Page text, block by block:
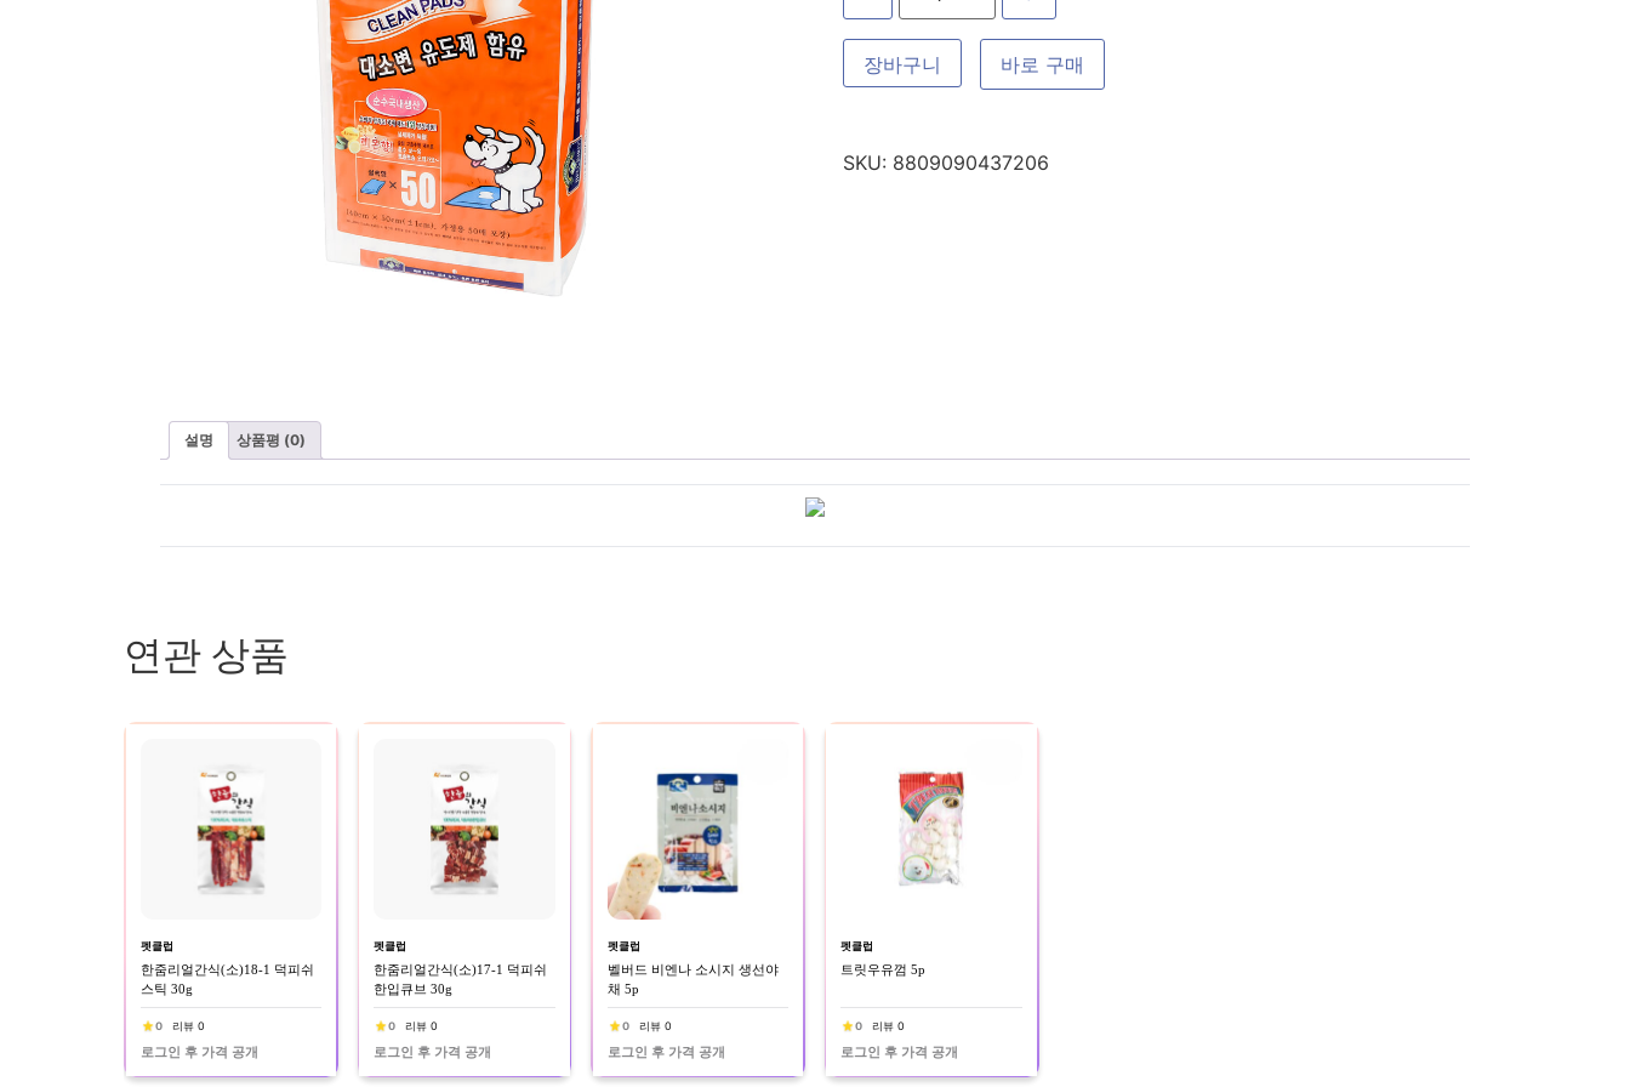
장바구니 바로 구매
SKU: 8809090437206
설명 상품평 (0)
연관 상품
펫클럽
한줌리얼간식(소)18-1 덕피쉬
스틱 30g
0 리뷰 0
로그인 후 가격 공개
펫클럽
한줌리얼간식(소)17-1 덕피쉬
한입큐브 30g
0 리뷰 0
로그인 후 가격 공개
펫클럽
벨버드 비엔나 소시지 생선야
채 5p
0 리뷰 0
로그인 후 가격 공개
펫클럽
트릿우유껌 5p
0 리뷰 0
로그인 후 가격 공개